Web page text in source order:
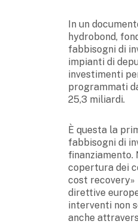
In un
hydrobond,
fabbisogni di
impianti di
investimenti
programmati
25,3 miliardi.
È questa la
fabbisogni di
finanziamento.
copertura dei
cost recovery»
direttive
interventi non
anche